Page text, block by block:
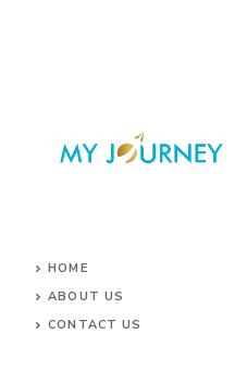
HOME
ABOUT US
CONTACT US